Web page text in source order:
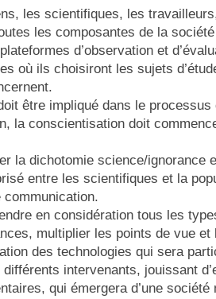
les scientifiques, les
les composantes de la
d’observation et
où ils choisiront les sujets
être impliqué dans le processus
la conscientisation doit
la dichotomie science/ignorance
entre les scientifiques et la
communication.
en considération tous les
multiplier les points de vue
des technologies qui sera
différents intervenants, jouissant
qui émergera d’une